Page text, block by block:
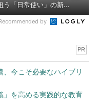
う「日常使い」の新...
by
PR
今こそ必要なハイブリ
」を高める実践的な教育